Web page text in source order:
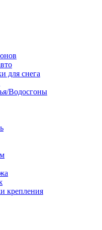
для снега
Водосгоны
крепления